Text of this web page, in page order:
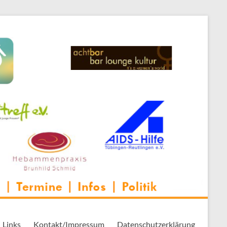
Links Kontakt/Impressum Datenschutzerklärung